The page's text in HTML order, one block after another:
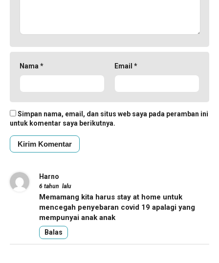
Nama * Email *
Simpan nama, email, dan situs web saya pada peramban ini
untuk komentar saya berikutnya.
Harno
6 tahun lalu
Memamang kita harus stay at home untuk
mencegah penyebaran covid 19 apalagi yang
mempunyai anak anak
Balas